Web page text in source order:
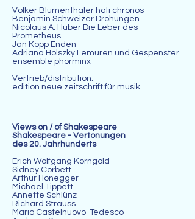
Volker Blumenthaler hoti chronos
Benjamin Schweizer Drohungen
Nicolaus A. Huber Die Leber des
Prometheus
Jan Kopp Enden
Adriana Hölszky Lemuren und Gespenster
ensemble phorminx
Vertrieb/distribution:
edition neue zeitschrift für musik
Views on / of Shakespeare
Shakespeare - Vertonungen
des 20. Jahrhunderts
Erich Wolfgang Korngold
Sidney Corbett
Arthur Honegger
Michael Tippett
Annette Schlünz
Richard Strauss
Mario Castelnuovo-Tedesco